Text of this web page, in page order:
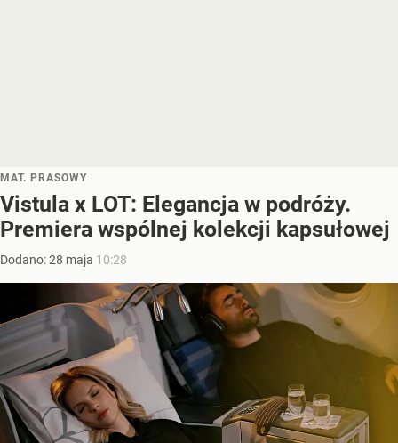
MAT. PRASOWY
Vistula x LOT: Elegancja w podróży.
Premiera wspólnej kolekcji kapsułowej
Dodano:28 maja 10:28